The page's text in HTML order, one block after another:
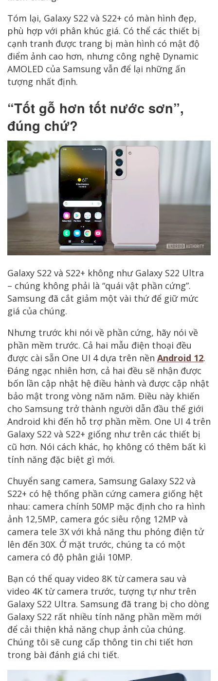
Tóm lại, Galaxy S22 và S22+ có màn hình đẹp,
phù hợp với phân khúc giá. Có thể các thiết bị
cạnh tranh được trang bị màn hình có mật độ
điểm ảnh cao hơn, nhưng công nghệ Dynamic
AMOLED của Samsung vẫn để lại những ấn
tượng nhất định.
“Tốt gỗ hơn tốt nước sơn”,
đúng chứ?
Galaxy S22 và S22+ không như Galaxy S22 Ultra
– chúng không phải là “quái vật phần cứng”.
Samsung đã cắt giảm một vài thứ để giữ mức
giá của chúng.
Nhưng trước khi nói về phần cứng, hãy nói về
phần mềm trước. Cả hai mẫu điện thoại đều
được cài sẵn One UI 4 dựa trên nền Android 12.
Đáng ngạc nhiên hơn, cả hai đều sẽ nhận được
bốn lần cập nhật hệ điều hành và được cập nhật
bảo mật trong vòng năm năm. Điều này khiến
cho Samsung trở thành người dẫn đầu thế giới
Android khi đến hỗ trợ phần mềm. One UI 4 trên
Galaxy S22 và S22+ giống như trên các thiết bị
cũ hơn. Nói cách khác, họ không có thêm bất kì
tính năng đặc biệt gì mới.
Chuyển sang camera, Samsung Galaxy S22 và
S22+ có hệ thống phần cứng camera giống hệt
nhau: camera chính 50MP mặc định cho ra hình
ảnh 12,5MP, camera góc siêu rộng 12MP và
camera tele 3X với khả năng thu phóng điện tử
lên đến 30X. Ở mặt trước, chúng ta có một
camera có độ phân giải 10MP.
Bạn có thể quay video 8K từ camera sau và
video 4K từ camera trước, tượng tự như trên
Galaxy S22 Ultra. Samsung đã trang bị cho dòng
Galaxy S22 rất nhiều tính năng phần mềm mới
để cải thiện khả năng chụp ảnh của chúng.
Chúng tôi sẽ cung cấp thông tin chi tiết hơn
trong bài đánh giá chi tiết.